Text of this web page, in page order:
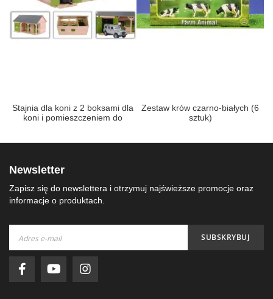
Stajnia dla koni z 2 boksami dla
koni i pomieszczeniem do
Zestaw krów czarno-białych (6
sztuk)
Newsletter
Zapisz się do newslettera i otrzymuj najświeższe promocje oraz
informacje o produktach.
nasz
newsletter:
SUBSKRYBUJ